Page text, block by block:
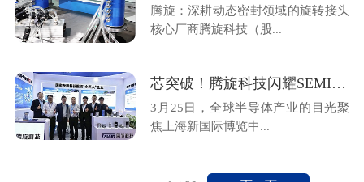
腾旋：深耕动态密封领域的旋转接头
核心厂商腾旋科技（股...
芯突破！腾旋科技闪耀SEMICON China 2026
3月25日，全球半导体产业的目光聚
焦上海新国际博览中...